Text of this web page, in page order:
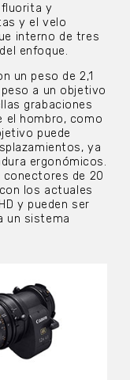
fluorita y
y el velo
interno de tres
enfoque.
un peso de 2,1
a un objetivo
grabaciones
el hombro, como
puede
ya
ergonómicos.
de 20
los actuales
y pueden ser
un sistema